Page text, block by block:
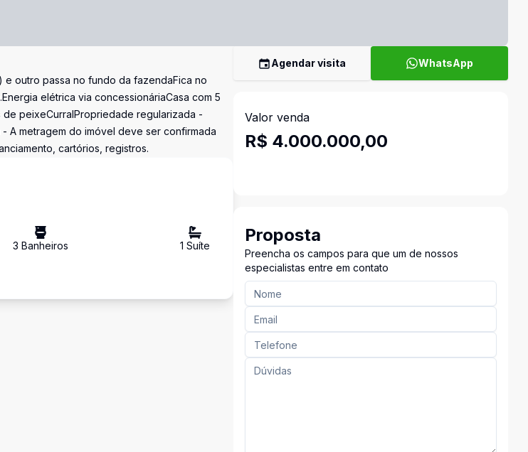
e outro passa no fundo da fazendaFica no
elétrica via concessionáriaCasa com 5
de peixeCurralPropriedade regularizada -
A metragem do imóvel deve ser confirmada
cartórios, registros.
3 Banheiros 1 Suíte
Agendar visita WhatsApp
Valor venda
R$ 4.000.000,00
Proposta
Preencha os campos para que um de nossos
especialistas entre em contato